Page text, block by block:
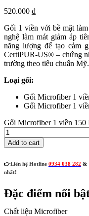
520.000 ₫
Gối 1 viền với bề mặt
nghệ làm mát giảm áp
năng lượng để tạo cảm
CertiPUR-US® – chứng
trường theo tiêu chuẩn
Loại gối:
Gối Microfiber 1
Gối Microfiber 1
Gối Microfiber 1 viền 150
Add to cart
👉Liên hệ Hotline 0934 038 282 &
nhất!
Đặc điểm nổi
Chất liệu Microfiber